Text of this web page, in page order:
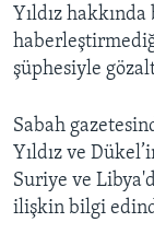
Yıldız
şüphesiyle
Sabah
Yıldız ve
Suriye ve
ilişkin bilgi